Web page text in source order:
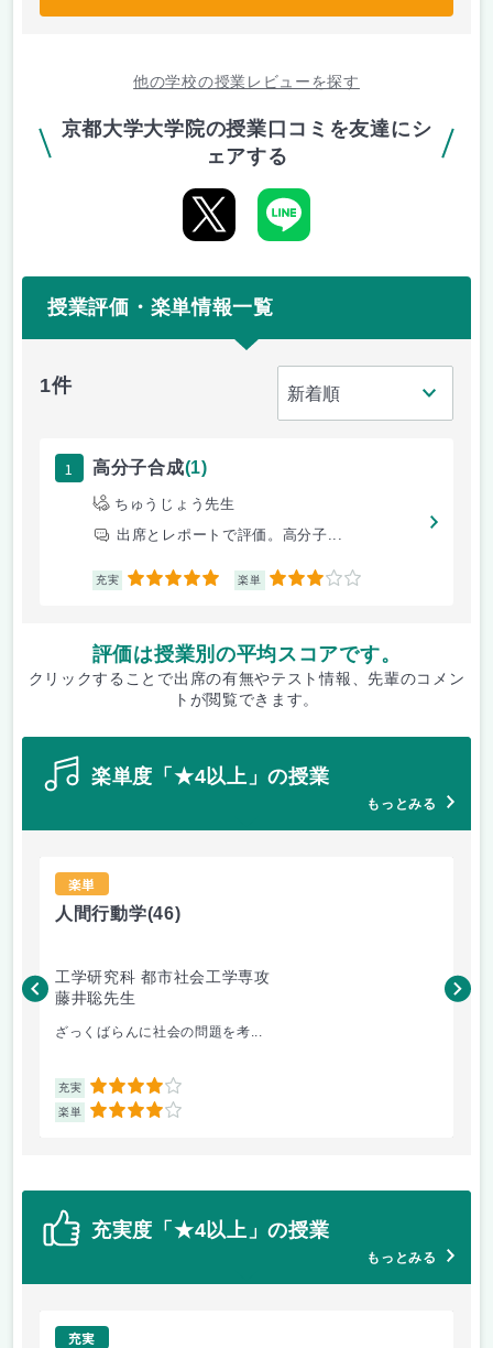
他の学校の授業レビューを探す
京都大学大学院の授業口コミを友達にシ
ェアする
授業評価・楽単情報一覧
1件
1 高分子合成(1)
ちゅうじょう先生
出席とレポートで評価。高分子...
充実 5 楽単 3
評価は授業別の平均スコアです。
クリックすることで出席の有無やテスト情報、先輩のコメン
トが閲覧できます。
楽単度「★4以上」の授業
もっとみる
楽単
人間行動学(46)
工学研究科 都市社会工学専攻
藤井聡先生
ざっくばらんに社会の問題を考...
充実 4
楽単 4
藤
充実度「★4以上」の授業
もっとみる
充実